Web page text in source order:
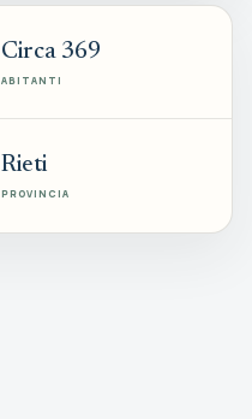
Circa 369
ABITANTI
Rieti
PROVINCIA